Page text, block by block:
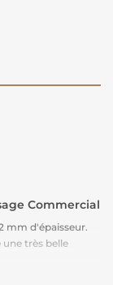
Commercial
mm d'épaisseur.
très belle